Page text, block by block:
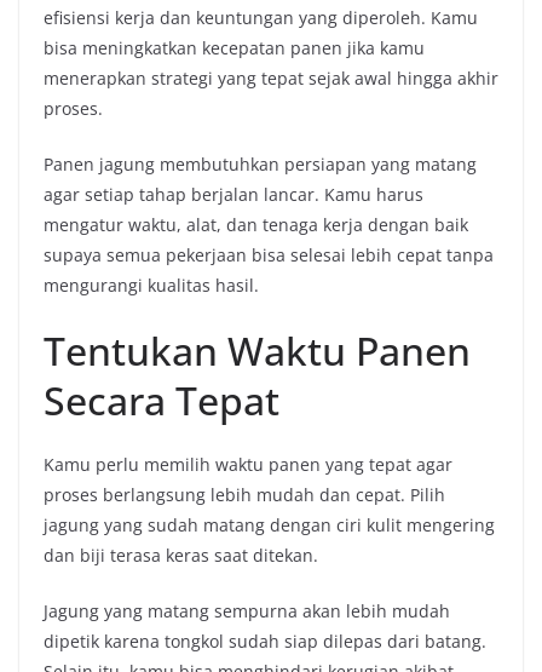
efisiensi kerja dan keuntungan yang diperoleh. Kamu
bisa meningkatkan kecepatan panen jika kamu
menerapkan strategi yang tepat sejak awal hingga akhir
proses.
Panen jagung membutuhkan persiapan yang matang
agar setiap tahap berjalan lancar. Kamu harus
mengatur waktu, alat, dan tenaga kerja dengan baik
supaya semua pekerjaan bisa selesai lebih cepat tanpa
mengurangi kualitas hasil.
Tentukan Waktu Panen
Secara Tepat
Kamu perlu memilih waktu panen yang tepat agar
proses berlangsung lebih mudah dan cepat. Pilih
jagung yang sudah matang dengan ciri kulit mengering
dan biji terasa keras saat ditekan.
Jagung yang matang sempurna akan lebih mudah
dipetik karena tongkol sudah siap dilepas dari batang.